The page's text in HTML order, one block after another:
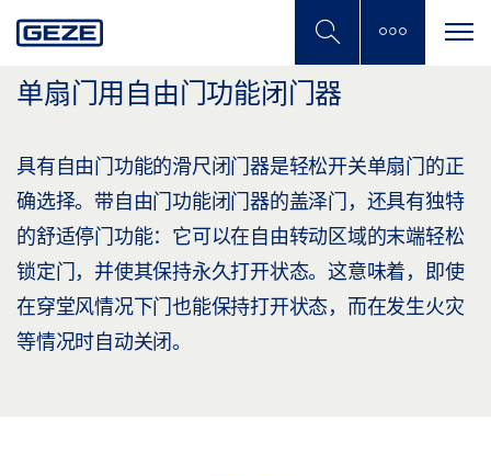
to
content
单扇门用自由门功能闭门器
具有自由门功能的滑尺闭门器是轻松开关单扇门的正
确选择。带自由门功能闭门器的盖泽门，还具有独特
的舒适停门功能：它可以在自由转动区域的末端轻松
锁定门，并使其保持永久打开状态。这意味着，即使
在穿堂风情况下门也能保持打开状态，而在发生火灾
等情况时自动关闭。